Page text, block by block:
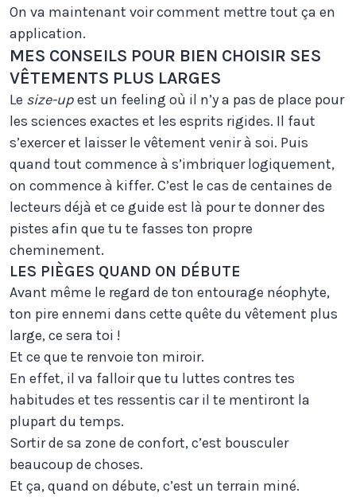
On va maintenant voir comment mettre tout ça en
application.
MES CONSEILS POUR BIEN CHOISIR SES
VÊTEMENTS PLUS LARGES
Le size-upest un feeling où il n’y a pas de place pour
les sciences exactes et les esprits rigides. Il faut
s’exercer et laisser le vêtement venir à soi. Puis
quand tout commence à s’imbriquer logiquement,
on commence à kiffer. C’est le cas de centaines de
lecteurs déjà et ce guide est là pour te donner des
pistes afin que tu te fasses ton propre
cheminement.
LES PIÈGES QUAND ON DÉBUTE
Avant même le regard de ton entourage néophyte,
ton pire ennemi dans cette quête du vêtement plus
large, ce sera toi !
Et ce que te renvoie ton miroir.
En effet, il va falloir que tu luttes contres tes
habitudes et tes ressentis car il te mentiront la
plupart du temps.
Sortir de sa zone de confort, c’est bousculer
beaucoup de choses.
Et ça, quand on débute, c’est un terrain miné.